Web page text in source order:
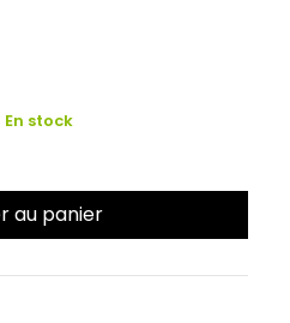
En stock
au panier